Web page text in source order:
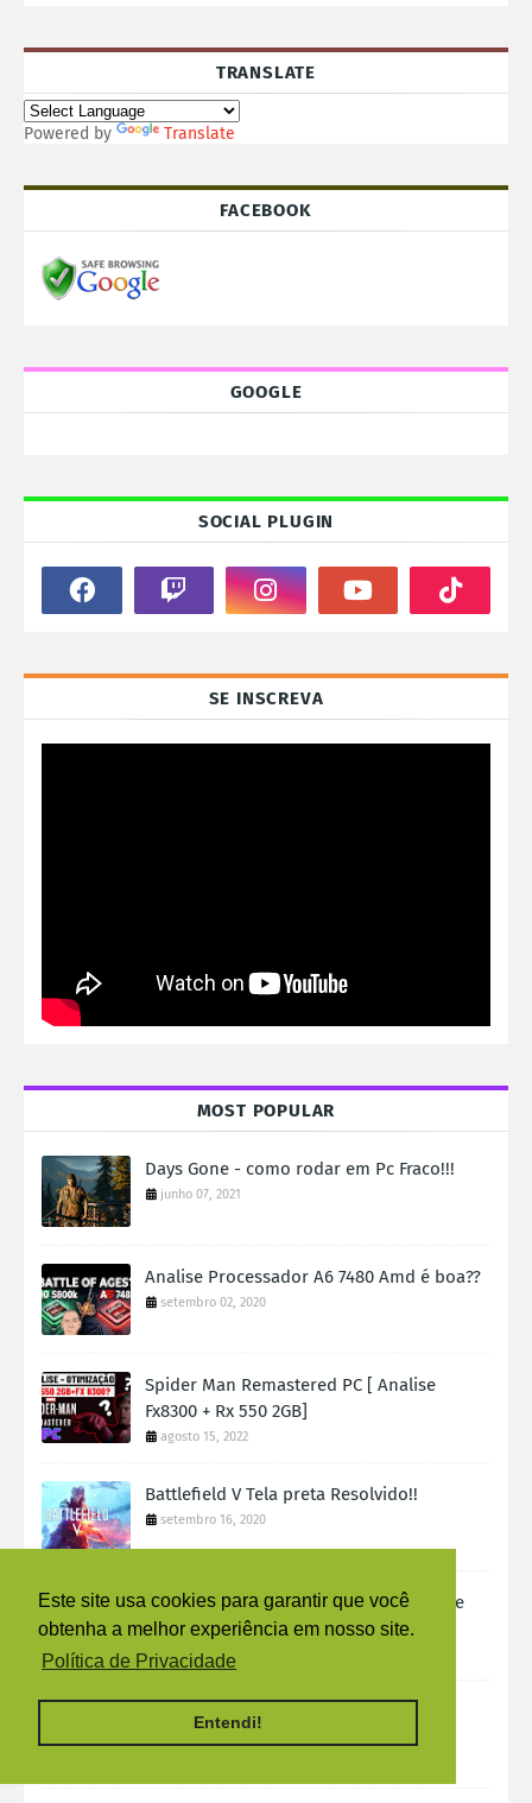
Este site usa cookies para garantir que você
obtenha a melhor experiência em nosso site.
Política de Privacidade
Entendi!
Este site usa cookies para garantir que você
obtenha a melhor experiência em nosso site.
Política de Privacidade
Entendi!
Este site usa cookies para garantir que você
obtenha a melhor experiência em nosso site.
Política de Privacidade
Entendi!
TRANSLATE
Powered by Translate
FACEBOOK
GOOGLE
SOCIAL PLUGIN
SE INSCREVA
MOST POPULAR
Days Gone - como rodar em Pc Fraco!!!
junho 07, 2021
Analise Processador A6 7480 Amd é boa??
setembro 02, 2020
Spider Man Remastered PC [ Analise
Fx8300 + Rx 550 2GB]
agosto 15, 2022
Battlefield V Tela preta Resolvido!!
setembro 16, 2020
Horizon Zero Dawn Remastered Analise
tardiana!!!
julho 31, 2026
Battlefield 2042 vem ai